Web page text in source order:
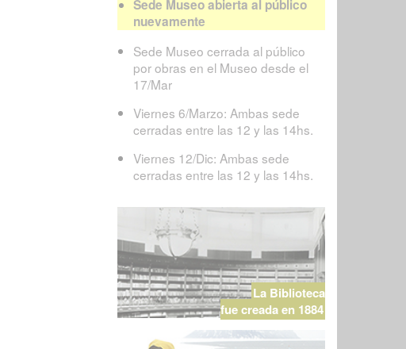
Sede Museo abierta al público
nuevamente
Sede Museo cerrada al público
por obras en el Museo desde el
17/Mar
Viernes 6/Marzo: Ambas sede
cerradas entre las 12 y las 14hs.
Viernes 12/Dic: Ambas sede
cerradas entre las 12 y las 14hs.
La Biblioteca
fue creada en 1884